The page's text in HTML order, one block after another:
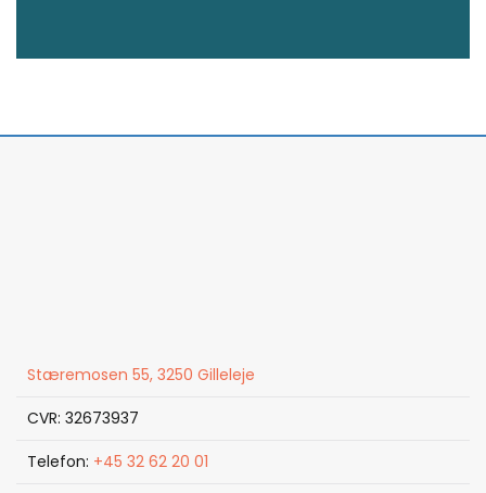
Stæremosen 55, 3250 Gilleleje
CVR: 32673937
Telefon: +45 32 62 20 01